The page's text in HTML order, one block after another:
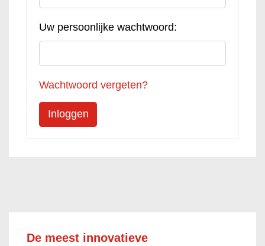
Uw persoonlijke wachtwoord:
Wachtwoord vergeten?
De meest innovatieve